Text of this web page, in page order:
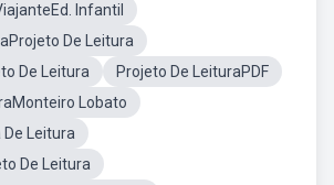
Infantil
De Leitura
De Leitura
Projeto De LeituraPDF
Lobato
Leitura
De Leitura